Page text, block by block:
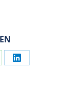
Share